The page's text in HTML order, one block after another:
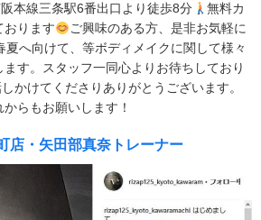
本線三条駅6番出口より徒歩8分
無料カ
おります
ご興味のある方、是非お気軽に
夏へ向けて、等ボディメイクに関して様々
す。スタッフ一同心よりお待ちしており
かけてくださりありがとうございます。
らもお願いします！
店・矢田部真奈トレーナー